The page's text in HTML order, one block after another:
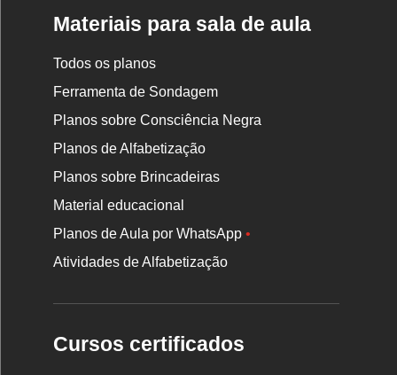
Materiais para sala de aula
Todos os planos
Ferramenta de Sondagem
Planos sobre Consciência Negra
Planos de Alfabetização
Planos sobre Brincadeiras
Material educacional
Planos de Aula por WhatsApp•
Atividades de Alfabetização
Cursos certificados